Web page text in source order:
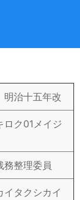
治十五年改
ロク01メイジ
務整理委員
イタクシカイ